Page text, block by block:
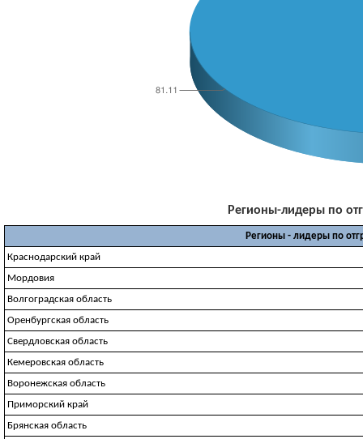
Регионы-лидеры по
Регионы - лидеры по
Краснодарский край
Мордовия
Волгоградская область
Оренбургская область
Свердловская область
Кемеровская область
Воронежская область
Приморский край
Брянская область